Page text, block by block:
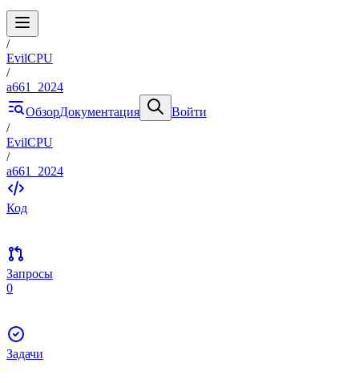
/
EvilCPU
/
a661_2024
ОбзорДокументация
Войти
/
EvilCPU
/
a661_2024
Код
Запросы
0
Задачи